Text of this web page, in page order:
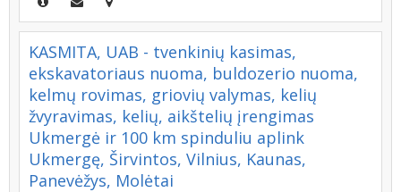
KASMITA, UAB - tvenkinių kasimas,
ekskavatoriaus nuoma, buldozerio nuoma,
kelmų rovimas, griovių valymas, kelių
žvyravimas, kelių, aikštelių įrengimas
Ukmergė ir 100 km spinduliu aplink
Ukmergę, Širvintos, Vilnius, Kaunas,
Panevėžys, Molėtai